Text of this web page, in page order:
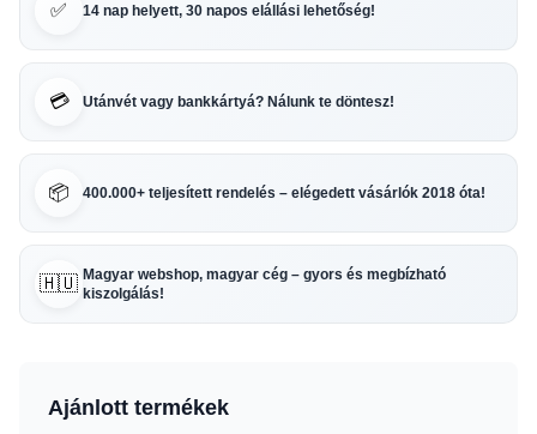
✅ 14 nap helyett, 30 napos elállási lehetőség!
💳 Utánvét vagy bankkártyá? Nálunk te döntesz!
📦 400.000+ teljesített rendelés – elégedett vásárlók 2018 óta!
🇭🇺 Magyar webshop, magyar cég – gyors és megbízható
kiszolgálás!
Ajánlott termékek